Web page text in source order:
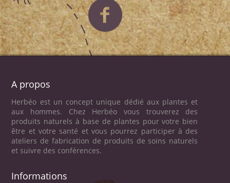
A propos
Herbéo est un concept unique dédié aux plantes et
aux hommes. Chez Herbéo vous trouverez des
produits naturels à base de plantes pour votre bien
être et votre santé et vous pourrez participer à des
ateliers de fabrication de produits de soins naturels
et suivre des conférences.
Informations